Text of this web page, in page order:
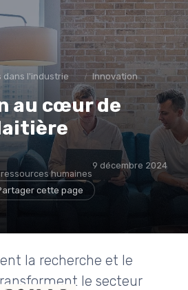
des produits laitiers Innovation
au cœur de
humaines
9 décembre 2024
cette page
la recherche et le
le secteur